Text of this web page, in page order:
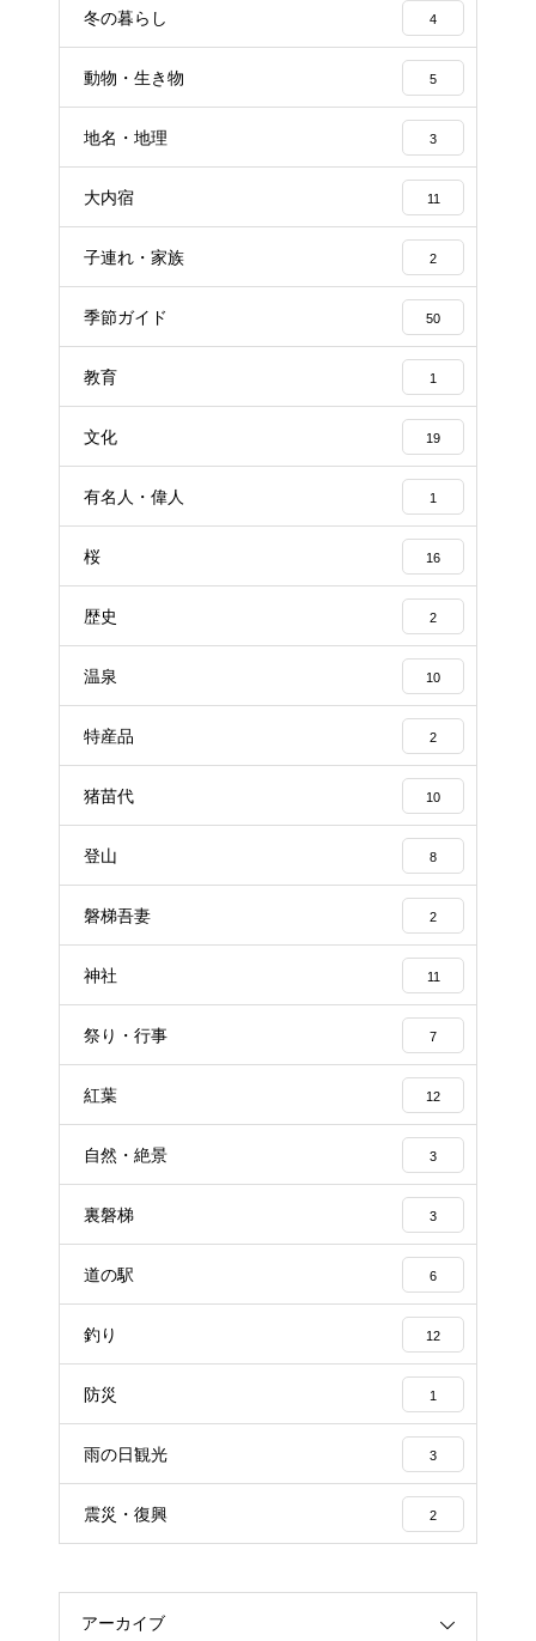
冬の暮らし 4
動物・生き物 5
地名・地理 3
大内宿 11
子連れ・家族 2
季節ガイド 50
教育 1
文化 19
有名人・偉人 1
桜 16
歴史 2
温泉 10
特産品 2
猪苗代 10
登山 8
磐梯吾妻 2
神社 11
祭り・行事 7
紅葉 12
自然・絶景 3
裏磐梯 3
道の駅 6
釣り 12
防災 1
雨の日観光 3
震災・復興 2
アーカイブ